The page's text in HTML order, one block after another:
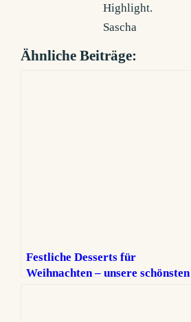
Highlight.
Sascha
Ähnliche Beiträge:
Festliche Desserts für
Weihnachten – unsere schönsten